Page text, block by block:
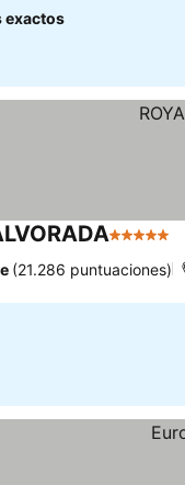
exactos
5 Estrellas
(21.286 puntuaciones)